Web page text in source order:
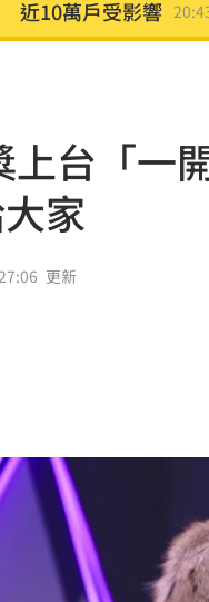
卓榮泰發聲了 20:40
陳時中早示警」
吃緊 高雄廠擴建 20:39
款點心」惹禍
辭世！
全破功嗑光便當
索取巨額封口費
蓋大樓連死14人
安保 學者揭真相
上台「一
家
更新